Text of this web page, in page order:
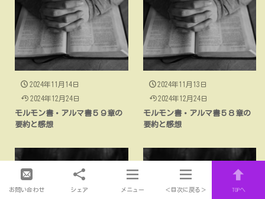
2024年11月14日
2024年12月24日
モルモン書・アルマ書５９章の
要約と感想
2024年11月13日
2024年12月24日
モルモン書・アルマ書５８章の
要約と感想
お問い合わせ シェア メニュー ＜目次に戻る＞ TOPへ